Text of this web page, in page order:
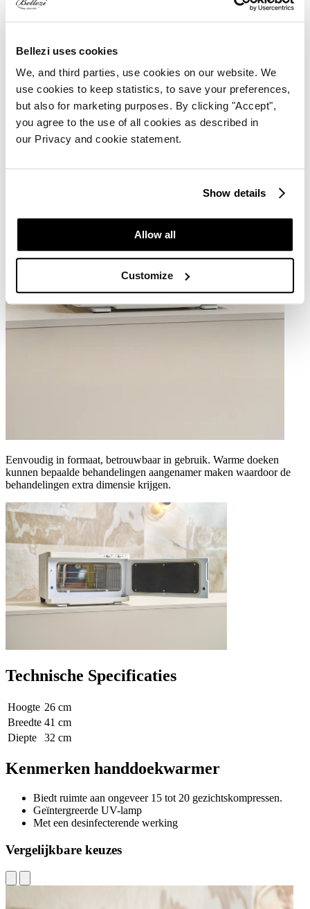
Bellezi uses cookies
We, and third parties, use cookies on our website. We
use cookies to keep statistics, to save your preferences,
but also for marketing purposes. By clicking "Accept",
you agree to the use of all cookies as described in
our Privacy and cookie statement.
Show details
Allow all
Customize
Eenvoudig in formaat, betrouwbaar in gebruik. Warme doeken
kunnen bepaalde behandelingen aangenamer maken waardoor de
behandelingen extra dimensie krijgen.
Technische Specificaties
Hoogte 26 cm
Breedte 41 cm
Diepte
32 cm
Kenmerken handdoekwarmer
Biedt ruimte aan ongeveer 15 tot 20 gezichtskompressen.
Geïntergreerde UV-lamp
Met een desinfecterende werking
Vergelijkbare keuzes